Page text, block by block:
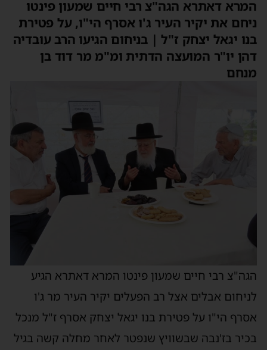
המרא דאתרא הגה"צ רבי חיים שמעון פינטו
ניחם את יקיר העיר ג'ו אסרף הי"ו, על פטירת
בנו יגאל יצחק ז"ל | בניחום הגיעו הרב עובדיה
דהן יו"ר המועצה הדתית ומ"מ מר דוד בן
מנחם
הגה"צ רבי חיים שמעון פינטו המרא דאתרא הגיע
לניחום אבלים אצל רב הפעלים יקיר העיר מר ג'ו
אסרף הי"ו על פטירת בנו יגאל יצחק אסרף ז"ל מנכל
בכיר בז'נבה שבשוויץ שנפטר לאחר מחלה קשה בגיל